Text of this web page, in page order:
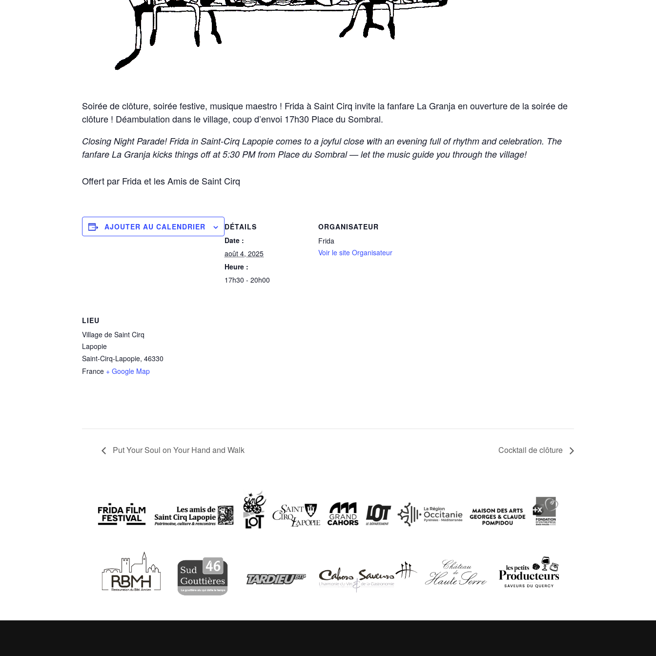
Soirée de clôture, soirée festive, musique maestro ! Frida à Saint Cirq invite la fanfare La Granja en ouverture de la soirée de
clôture ! Déambulation dans le village, coup d’envoi 17h30 Place du Sombral.
Closing Night Parade! Frida in Saint-Cirq Lapopie comes to a joyful close with an evening full of rhythm and celebration. The
fanfare La Granja kicks things off at 5:30 PM from Place du Sombral — let the music guide you through the village!
Offert par Frida et les Amis de Saint Cirq
AJOUTER AU CALENDRIER
DÉTAILS
Date :
août 4, 2025
Heure :
17h30 - 20h00
ORGANISATEUR
Frida
Voir le site Organisateur
LIEU
Village de Saint Cirq
Lapopie
Saint-Cirq-Lapopie, 46330
France + Google Map
Put Your Soul on Your Hand and Walk Cocktail de clôture